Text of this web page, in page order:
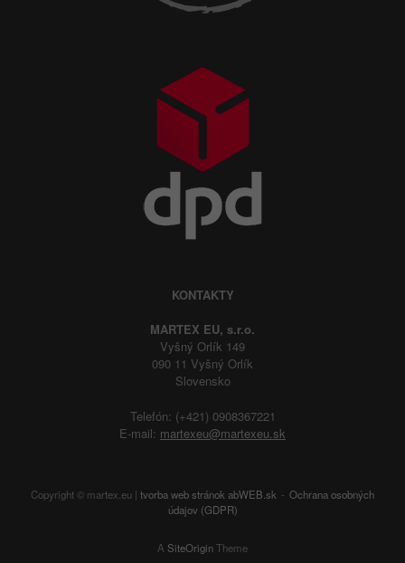
KONTAKTY
MARTEX EU, s.r.o.
Vyšný Orlík 149
090 11 Vyšný Orlík
Slovensko
Telefón: (+421) 0908367221
E-mail: martexeu@martexeu.sk
Copyright © martex.eu | tvorba web stránok abWEB.sk
Ochrana osobných
údajov (GDPR)
A SiteOriginTheme